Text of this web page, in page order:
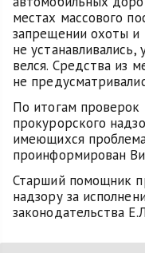
местах массового
запрещении охоты
не
велся. Средства из
не
По итогам проверок
прокурорского
имеющихся
проинформирован
Старший помощник
надзору за
законодательства